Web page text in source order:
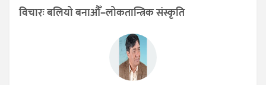
विचारः बलियो बनाऔँ–लोकतान्त्रिक संस्कृति